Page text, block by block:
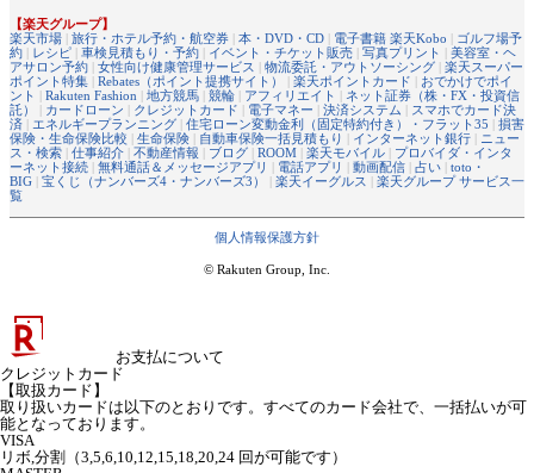
【楽天グループ】
楽天市場 | 旅行・ホテル予約・航空券 | 本・DVD・CD | 電子書籍 楽天Kobo | ゴルフ場予
約 | レシピ | 車検見積もり・予約 | イベント・チケット販売 | 写真プリント | 美容室・ヘ
アサロン予約 | 女性向け健康管理サービス | 物流委託・アウトソーシング | 楽天スーパー
ポイント特集 | Rebates（ポイント提携サイト） | 楽天ポイントカード | おでかけでポイ
ント | Rakuten Fashion | 地方競馬 | 競輪 | アフィリエイト | ネット証券（株・FX・投資信
託）
| カードローン | クレジットカード | 電子マネー | 決済システム | スマホでカード決
済 | エネルギープランニング | 住宅ローン変動金利（固定特約付き）・フラット35 | 損害
保険・生命保険比較 | 生命保険 | 自動車保険一括見積もり | インターネット銀行 | ニュー
ス・検索 | 仕事紹介 | 不動産情報 | ブログ | ROOM | 楽天モバイル | プロバイダ・インタ
ーネット接続 | 無料通話＆メッセージアプリ | 電話アプリ | 動画配信 | 占い | toto・
BIG | 宝くじ（ナンバーズ4・ナンバーズ3） | 楽天イーグルス | 楽天グループ サービス一
覧
個人情報保護方針
© Rakuten Group, Inc.
お支払について
クレジットカード
【取扱カード】
取り扱いカードは以下のとおりです。すべてのカード会社で、一括払いが可
能となっております。
VISA
リボ,分割（3,5,6,10,12,15,18,20,24 回が可能です）